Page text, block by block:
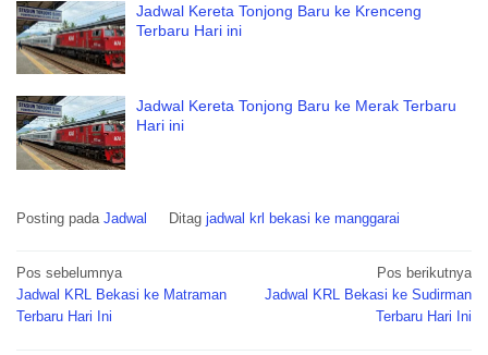
Jadwal Kereta Tonjong Baru ke Krenceng
Terbaru Hari ini
Jadwal Kereta Tonjong Baru ke Merak Terbaru
Hari ini
Posting pada Jadwal Ditag jadwal krl bekasi ke manggarai
Navigasi
pos
Pos sebelumnya
Jadwal KRL Bekasi ke Matraman
Terbaru Hari Ini
Pos berikutnya
Jadwal KRL Bekasi ke Sudirman
Terbaru Hari Ini